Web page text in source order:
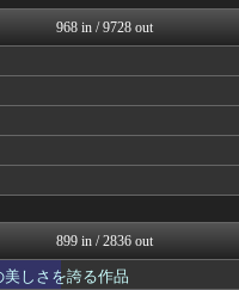
ああ言えばForYou
ぴこ速(〃'∇'〃)？
おたくみくす 声優まとめ
デジタルニューススレッド
2次元に捉われない
アニチャット
ああ言えばForYou
968 in / 9728 out
899 in / 2836 out
しさを誇る作品